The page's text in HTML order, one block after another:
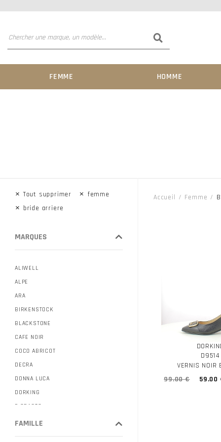
FEMME HOMME
× Tout supprimer × femme
× bride arriere
MARQUES
ALIWELL
ALPE
ARA
BIRKENSTOCK
BLACKSTONE
CAFE NOIR
COCO ABRICOT
DECRA
DONNA LUCA
DORKING
E.CRASTO
FUGITIVE
FAMILLE
Accueil Femme
D9514
VERNIS NOIR
99.00 €
59.00